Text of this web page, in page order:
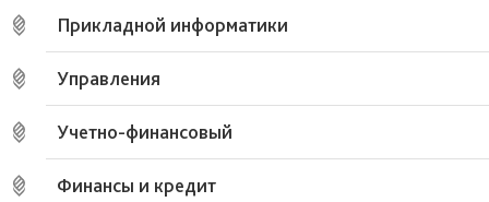
Прикладной информатики
Управления
Учетно-финансовый
Финансы и кредит